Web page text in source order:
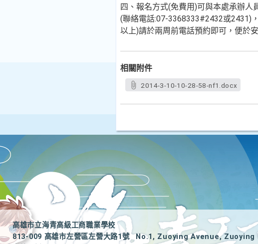
四、報名方式(免費用)可與本處承辦人
(聯絡電話:07-3368333#2432或2431)
以上)請於兩周前電話預約即可，便於
相關附件
2014-3-10-10-28-58-nf1.docx
高雄市立海青高級工商職業學校
813-009 高雄市左營區左營大路1號
No.1, Zuoying Avenue, Zuoying